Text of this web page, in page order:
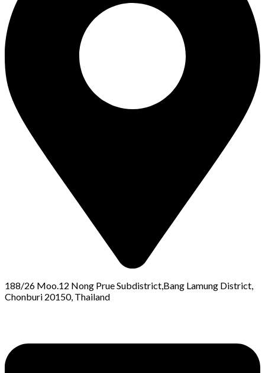
188/26 Moo.12 Nong Prue Subdistrict,Bang Lamung District,
Chonburi 20150, Thailand